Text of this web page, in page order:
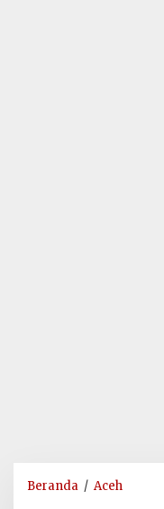
Beranda / Aceh